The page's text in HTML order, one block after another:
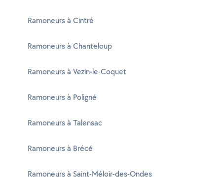
Ramoneurs à Cintré
Ramoneurs à Chanteloup
Ramoneurs à Vezin-le-Coquet
Ramoneurs à Poligné
Ramoneurs à Talensac
Ramoneurs à Brécé
Ramoneurs à Saint-Méloir-des-Ondes